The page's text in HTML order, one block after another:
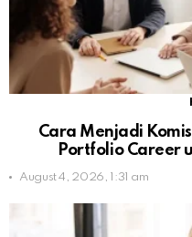
Cara Menjadi
Portfolio Career
August 4, 2026, 1:31 am